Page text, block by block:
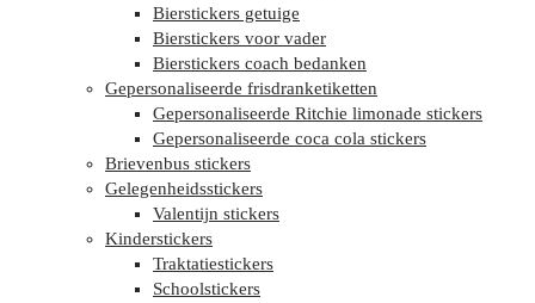
Bierstickers getuige
Bierstickers voor vader
Bierstickers coach bedanken
Gepersonaliseerde frisdranketiketten
Gepersonaliseerde Ritchie limonade stickers
Gepersonaliseerde coca cola stickers
Brievenbus stickers
Gelegenheidsstickers
Valentijn stickers
Kinderstickers
Traktatiestickers
Schoolstickers